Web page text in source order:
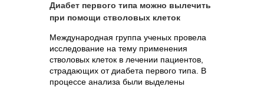
Диабет первого типа можно вылечить
при помощи стволовых клеток
Международная группа ученых провела
исследование на тему применения
стволовых клеток в лечении пациентов,
страдающих от диабета первого типа. В
процессе анализа были выделены